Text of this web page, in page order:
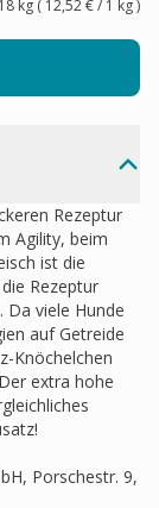
Rezeptur
Agility, beim
ist die
Rezeptur
viele Hunde
auf Getreide
Knöchelchen
extra hohe
Porschestr. 9,
kg( 12,52 €/ 1 kg)